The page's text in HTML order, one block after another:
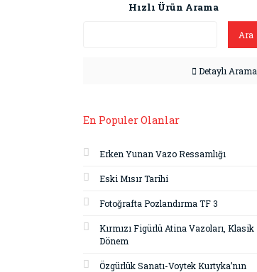
Hızlı Ürün Arama
Ara
Detaylı Arama
En Populer Olanlar
Erken Yunan Vazo Ressamlığı
Eski Mısır Tarihi
Fotoğrafta Pozlandırma TF 3
Kırmızı Figürlü Atina Vazoları, Klasik
Dönem
Özgürlük Sanatı-Voytek Kurtyka’nın